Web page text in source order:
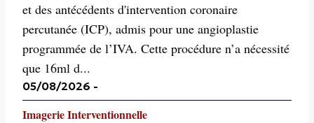
et des antécédents d'intervention coronaire
percutanée (ICP), admis pour une angioplastie
programmée de l’IVA. Cette procédure n’a nécessité
que 16ml d...
05/08/2026 -
Imagerie Interventionnelle